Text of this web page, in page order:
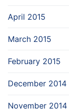
April 2015
March 2015
February 2015
December 2014
November 2014